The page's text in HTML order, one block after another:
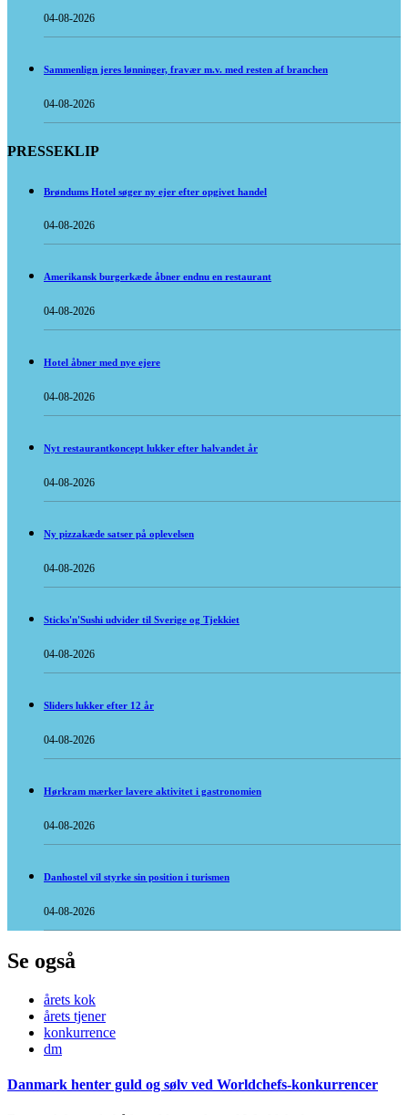
04-08-2026
Sammenlign jeres lønninger, fravær m.v. med resten af branchen
04-08-2026
PRESSEKLIP
Brøndums Hotel søger ny ejer efter opgivet handel
04-08-2026
Amerikansk burgerkæde åbner endnu en restaurant
04-08-2026
Hotel åbner med nye ejere
04-08-2026
Nyt restaurantkoncept lukker efter halvandet år
04-08-2026
Ny pizzakæde satser på oplevelsen
04-08-2026
Sticks'n'Sushi udvider til Sverige og Tjekkiet
04-08-2026
Sliders lukker efter 12 år
04-08-2026
Hørkram mærker lavere aktivitet i gastronomien
04-08-2026
Danhostel vil styrke sin position i turismen
04-08-2026
Se også
årets kok
årets tjener
konkurrence
dm
Danmark henter guld og sølv ved Worldchefs-konkurrencer